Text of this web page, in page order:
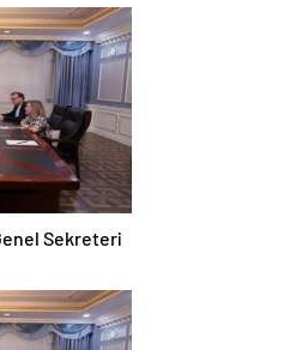
Sekreteri